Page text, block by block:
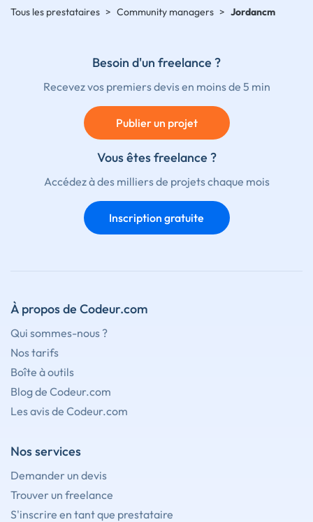
Tous les prestataires > Community managers > Jordancm
Besoin d'un freelance ?
Recevez vos premiers devis en moins de 5 min
Publier un projet
Vous êtes freelance ?
Accédez à des milliers de projets chaque mois
Inscription gratuite
À propos de Codeur.com
Qui sommes-nous ?
Nos tarifs
Boîte à outils
Blog de Codeur.com
Les avis de Codeur.com
Nos services
Demander un devis
Trouver un freelance
S'inscrire en tant que prestataire